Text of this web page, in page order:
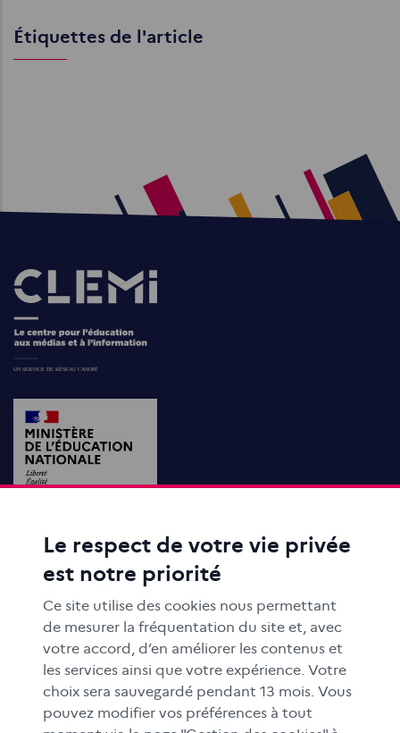
Étiquettes de l'article
Images
ACTIONS ÉDUCATIVES
FORMATION
RESSOURCES
MÉDIAS SCOLAIRES
FAMILLES
Le CLEMI
En académies
Le respect de votre vie privée
est notre priorité
Ce site utilise des cookies nous permettant
de mesurer la fréquentation du site et, avec
votre accord, d’en améliorer les contenus et
les services ainsi que votre expérience. Votre
choix sera sauvegardé pendant 13 mois. Vous
pouvez modifier vos préférences à tout